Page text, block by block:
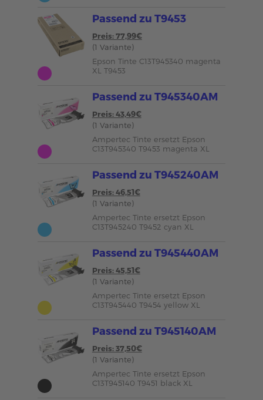
Passend zu T9453
Preis: 77,99€
(1 Variante)
Epson Tinte C13T945340 magenta
XL T9453
Passend zu T945340AM
Preis: 43,49€
(1 Variante)
Ampertec Tinte ersetzt Epson
C13T945340 T9453 magenta XL
Passend zu T945240AM
Preis: 46,51€
(1 Variante)
Ampertec Tinte ersetzt Epson
C13T945240 T9452 cyan XL
Passend zu T945440AM
Preis: 45,51€
(1 Variante)
Ampertec Tinte ersetzt Epson
C13T945440 T9454 yellow XL
Passend zu T945140AM
Preis: 37,50€
(1 Variante)
Ampertec Tinte ersetzt Epson
C13T945140 T9451 black XL